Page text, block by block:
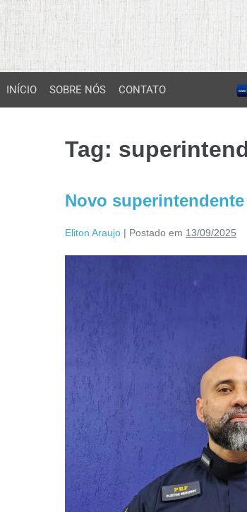
INÍCIO SOBRE NÓS CONTATO
Tag:
Novo
Eliton Araujo | Postado em 13/09/2025